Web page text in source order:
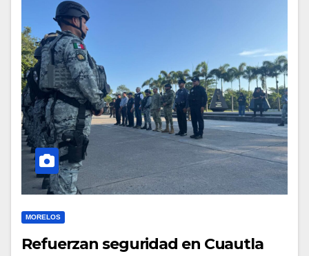
MORELOS
Refuerzan seguridad en Cuautla